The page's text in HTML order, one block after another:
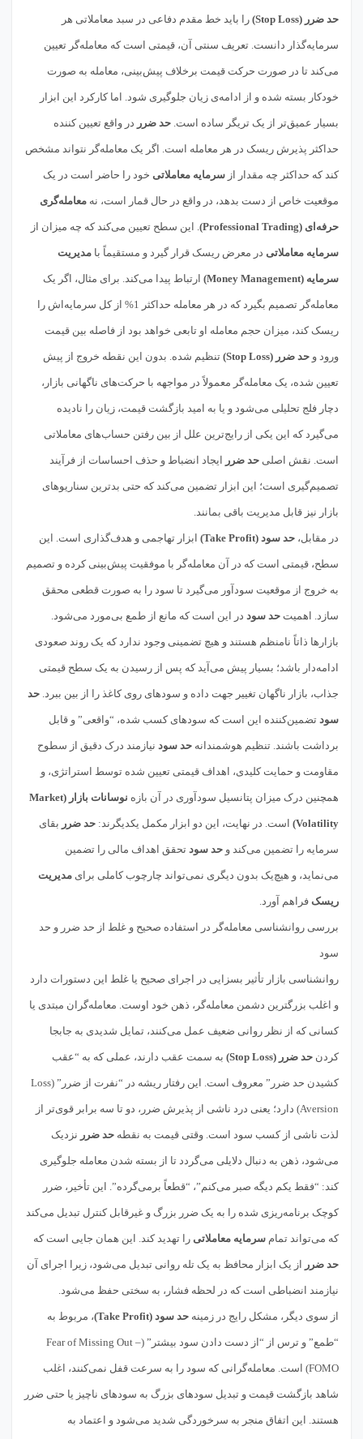
حد ضرر (Stop Loss) را باید خط مقدم دفاعی در سبد معاملاتی هر
سرمایه‌گذار دانست. تعریف سنتی آن، قیمتی است که معامله‌گر تعیین
می‌کند تا در صورت حرکت قیمت برخلاف پیش‌بینی، معامله به صورت
خودکار بسته شده و از ادامه‌ی زیان جلوگیری شود. اما کارکرد این ابزار
بسیار عمیق‌تر از یک تریگر ساده است. حد ضرر در واقع تعیین کننده
حداکثر پذیرش ریسک در هر معامله است. اگر یک معامله‌گر نتواند مشخص
کند که حداکثر چه مقدار از سرمایه معاملاتی خود را حاضر است در یک
موقعیت خاص از دست بدهد، در واقع در حال قمار است، نه معامله‌گری
حرفه‌ای (Professional Trading) . این سطح تعیین می‌کند که چه میزان از
سرمایه معاملاتی در معرض ریسک قرار گیرد و مستقیماً با مدیریت
سرمایه (Money Management) ارتباط پیدا می‌کند. برای مثال، اگر یک
معامله‌گر تصمیم بگیرد که در هر معامله حداکثر 1% از کل سرمایه‌اش را
ریسک کند، میزان حجم معامله او تابعی خواهد بود از فاصله بین قیمت
ورود و حد ضرر (Stop Loss) تنظیم شده. بدون این نقطه خروج از پیش
تعیین شده، یک معامله‌گر معمولاً در مواجهه با حرکت‌های ناگهانی بازار،
دچار فلج تحلیلی می‌شود و یا به امید بازگشت قیمت، زیان را نادیده
می‌گیرد که این یکی از رایج‌ترین علل از بین رفتن حساب‌های معاملاتی
است. نقش اصلی حد ضرر ایجاد انضباط و حذف احساسات از فرآیند
تصمیم‌گیری است؛ این ابزار تضمین می‌کند که حتی بدترین سناریوهای
بازار نیز قابل مدیریت باقی بمانند.
در مقابل، حد سود (Take Profit) ابزار تهاجمی و هدف‌گذاری است. این
سطح، قیمتی است که در آن معامله‌گر با موفقیت پیش‌بینی کرده و تصمیم
به خروج از موقعیت سودآور می‌گیرد تا سود را به صورت قطعی محقق
سازد. اهمیت حد سود در این است که مانع از طمع بی‌مورد می‌شود.
بازارها ذاتاً نامنظم هستند و هیچ تضمینی وجود ندارد که یک روند صعودی
ادامه‌دار باشد؛ بسیار پیش می‌آید که پس از رسیدن به یک سطح قیمتی
جذاب، بازار ناگهان تغییر جهت داده و سودهای روی کاغذ را از بین ببرد. حد
سود تضمین‌کننده این است که سودهای کسب شده، “واقعی” و قابل
برداشت باشند. تنظیم هوشمندانه حد سود نیازمند درک دقیق از سطوح
مقاومت و حمایت کلیدی، اهداف قیمتی تعیین شده توسط استراتژی، و
همچنین درک میزان پتانسیل سودآوری در آن بازه نوسانات بازار (Market
Volatility) است. در نهایت، این دو ابزار مکمل یکدیگرند: حد ضرر بقای
سرمایه را تضمین می‌کند و حد سود تحقق اهداف مالی را تضمین
می‌نماید، و هیچ‌یک بدون دیگری نمی‌تواند چارچوب کاملی برای مدیریت
ریسک فراهم آورد.
بررسی روانشناسی معامله‌گر در استفاده صحیح و غلط از حد ضرر و حد
سود
روانشناسی بازار تأثیر بسزایی در اجرای صحیح یا غلط این دستورات دارد
و اغلب بزرگترین دشمن معامله‌گر، ذهن خود اوست. معامله‌گران مبتدی یا
کسانی که از نظر روانی ضعیف عمل می‌کنند، تمایل شدیدی به جابجا
کردن حد ضرر (Stop Loss) به سمت عقب دارند، عملی که به “عقب
کشیدن حد ضرر” معروف است. این رفتار ریشه در “نفرت از ضرر” (Loss
Aversion) دارد؛ یعنی درد ناشی از پذیرش ضرر، دو تا سه برابر قوی‌تر از
لذت ناشی از کسب سود است. وقتی قیمت به نقطه حد ضرر نزدیک
می‌شود، ذهن به دنبال دلایلی می‌گردد تا از بسته شدن معامله جلوگیری
کند: “فقط یکم دیگه صبر می‌کنم”، “قطعاً برمی‌گرده”. این تأخیر، ضرر
کوچک برنامه‌ریزی شده را به یک ضرر بزرگ و غیرقابل کنترل تبدیل می‌کند
که می‌تواند تمام سرمایه معاملاتی را تهدید کند. این همان جایی است که
حد ضرر از یک ابزار محافظ به یک تله روانی تبدیل می‌شود، زیرا اجرای آن
نیازمند انضباطی است که در لحظه فشار، به سختی حفظ می‌شود.
از سوی دیگر، مشکل رایج در زمینه حد سود (Take Profit) ، مربوط به
“طمع” و ترس از “از دست دادن سود بیشتر” (Fear of Missing Out –
FOMO) است. معامله‌گرانی که سود را به سرعت قفل نمی‌کنند، اغلب
شاهد بازگشت قیمت و تبدیل سودهای بزرگ به سودهای ناچیز یا حتی ضرر
هستند. این اتفاق منجر به سرخوردگی شدید می‌شود و اعتماد به